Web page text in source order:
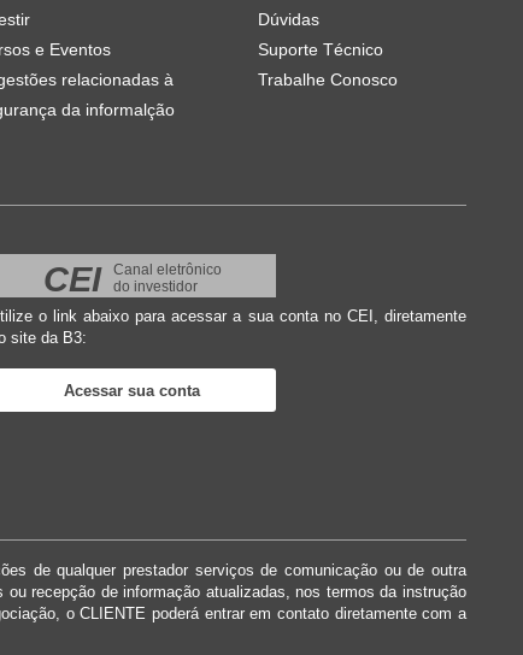
e Eventos
relacionadas à
da informalção
Dúvidas
Suporte Técnico
Trabalhe Conosco
CEI
Canal eletrônico
do investidor
o link abaixo para acessar a sua conta no CEI, diretamente
site da B3:
Acessar sua conta
de qualquer prestador serviços de comunicação ou de outra
recepção de informação atualizadas, nos termos da instrução
o CLIENTE poderá entrar em contato diretamente com a